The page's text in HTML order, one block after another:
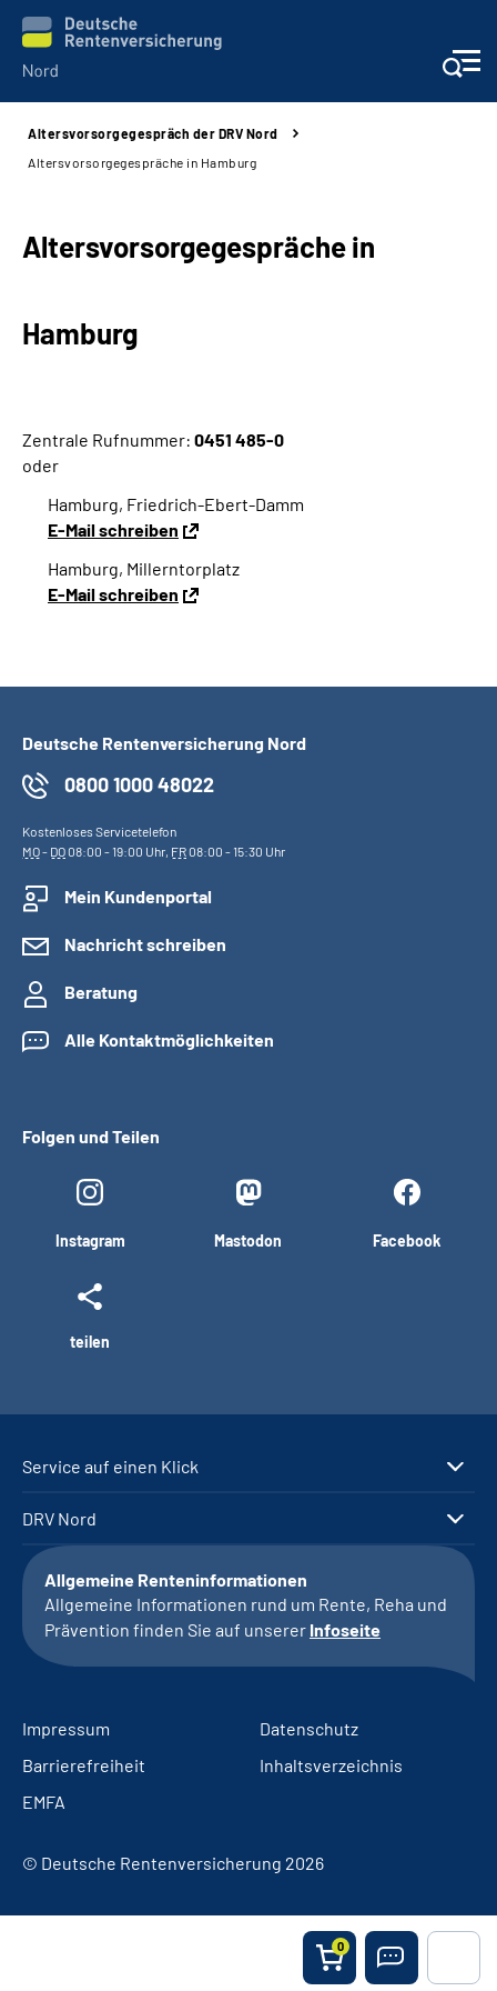
Beratung und Kontakt
Presse
Über uns
Online-Services
Inhalte in Gebärdensprache (DGS)
Suche
Mein Kundenportal
Altersvorsorgegespräch der DRV Nord
Altersvorsorgegespräche in Hamburg
Altersvorsorgegespräche in
Hamburg
Zentrale Rufnummer: 0451 485-0
oder
Hamburg, Friedrich-Ebert-Damm
E-Mail schreiben
Hamburg, Millerntorplatz
E-Mail schreiben
0
Deutsche Rentenversicherung Nord
0800 1000 48022
Kostenloses Servicetelefon
MO- DO08:00 - 19:00 Uhr, FR08:00 - 15:30 Uhr
Mein Kundenportal
Nachricht schreiben
Beratung
Alle Kontaktmöglichkeiten
Folgen und Teilen
Instagram Mastodon Facebook
teilen
Service auf einen Klick
DRV Nord
Allgemeine Renteninformationen
Allgemeine Informationen rund um Rente, Reha und
Prävention finden Sie auf unserer Infoseite
Impressum
Datenschutz
Barrierefreiheit
Inhaltsverzeichnis
EMFA
© Deutsche Rentenversicherung 2026